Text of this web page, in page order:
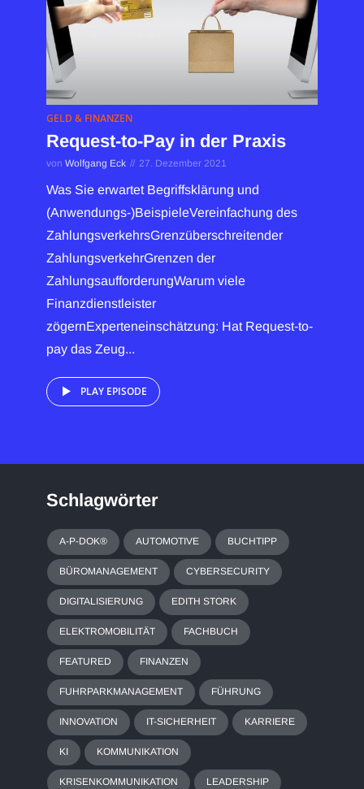
GELD & FINANZEN
Request-to-Pay in der Praxis
von Wolfgang Eck 27. Dezember 2021
Was Sie erwartet Begriffsklärung und
(Anwendungs-)BeispieleVereinfachung des
ZahlungsverkehrsGrenzüberschreitender
ZahlungsverkehrGrenzen der
ZahlungsaufforderungWarum viele
Finanzdienstleister
zögernExperteneinschätzung: Hat Request-to-
pay das Zeug...
PLAY EPISODE
Schlagwörter
A-P-DOK® AUTOMOTIVE BUCHTIPP
BÜROMANAGEMENT CYBERSECURITY
DIGITALISIERUNG EDITH STORK
ELEKTROMOBILITÄT FACHBUCH
FEATURED FINANZEN
FUHRPARKMANAGEMENT FÜHRUNG
INNOVATION IT-SICHERHEIT KARRIERE
KI KOMMUNIKATION
KRISENKOMMUNIKATION LEADERSHIP